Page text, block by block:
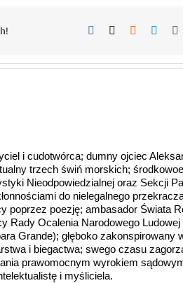
Facebook Reddit
i cudotwórca; dumny ojciec
trzech świń morskich;
Nieodpowiedzialnej oraz Sekcji
do nielegalnego
poezję; ambasador Świata
Rady Ocalenia Narodowego Ludowej
Grande); głęboko zakonspirowany
i biegactwa; swego czasu
prawomocnym wyrokiem
i myśliciela.